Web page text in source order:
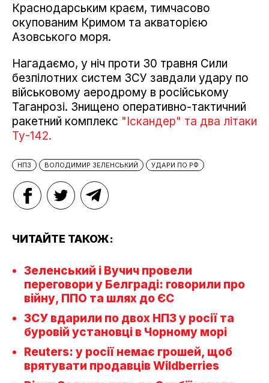
Краснодарським краєм, тимчасово
окупованим Кримом та акваторією
Азовського моря.
Нагадаємо, у ніч проти 30 травня Сили
безпілотних систем ЗСУ завдали удару по
військовому аеродрому в російському
Таганрозі. Знищено оперативно-тактичний
ракетний комплекс "Іскандер" та два літаки
Ту-142.
НПЗ ВОЛОДИМИР ЗЕЛЕНСЬКИЙ УДАРИ ПО РФ
ЧИТАЙТЕ ТАКОЖ:
Зеленський і Вучич провели
переговори у Белграді: говорили про
війну, ППО та шлях до ЄС
ЗСУ вдарили по двох НПЗ у росії та
буровій установці в Чорному морі
Reuters: у росії немає грошей, щоб
врятувати продавців Wildberries